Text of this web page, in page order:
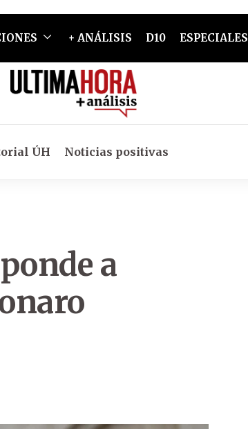
+ ANÁLISIS D10 ESPECIALES
ÚH Noticias positivas
a